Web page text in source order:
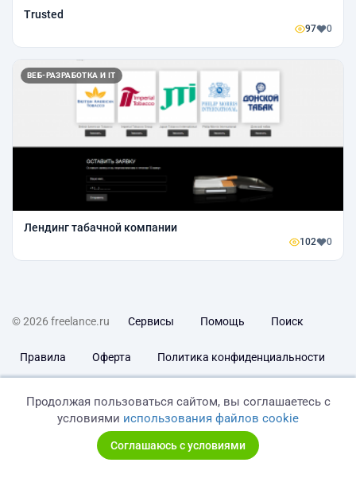
Trusted
97 0
ВЕБ-РАЗРАБОТКА И IT
Лендинг табачной компании
102 0
© 2026 freelance.ru Сервисы Помощь Поиск
Правила Оферта Политика конфиденциальности
Продолжая пользоваться сайтом, вы соглашаетесь с
условиями использования файлов cookie
Соглашаюсь с условиями